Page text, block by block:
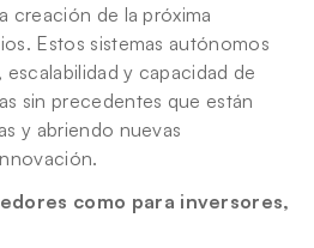
creación de la próxima
Estos sistemas autónomos
y capacidad de
sin precedentes que están
y abriendo nuevas
como para inversores,